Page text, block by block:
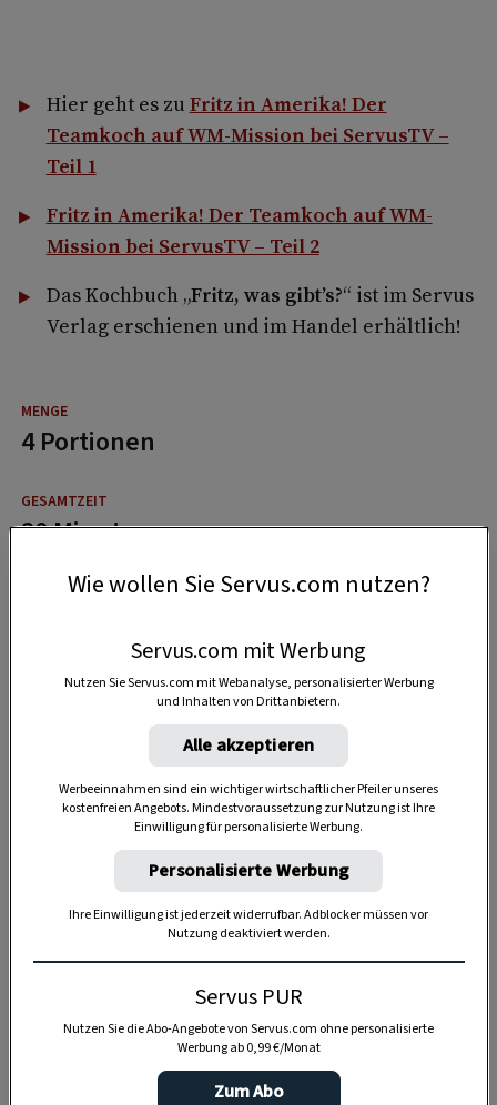
Hier geht es zu Fritz in Amerika! Der
Teamkoch auf WM-Mission bei ServusTV –
Teil 1
Fritz in Amerika! Der Teamkoch auf WM-
Mission bei ServusTV – Teil 2
Das Kochbuch „Fritz, was gibt’s?“ ist im Servus
Verlag erschienen und im Handel erhältlich!
4 Portionen
30 Minuten
Anzeige
Wie wollen Sie Servus.com nutzen?
Servus.com mit Werbung
Nutzen Sie Servus.com mit Webanalyse, personalisierter Werbung
und Inhalten von Drittanbietern.
Alle akzeptieren
Werbeeinnahmen sind ein wichtiger wirtschaftlicher Pfeiler unseres
kostenfreien Angebots. Mindestvoraussetzung zur Nutzung ist Ihre
Einwilligung für personalisierte Werbung.
Personalisierte Werbung
Ihre Einwilligung ist jederzeit widerrufbar. Adblocker müssen vor
Nutzung deaktiviert werden.
Servus PUR
Nutzen Sie die Abo-Angebote von Servus.com ohne personalisierte
Werbung ab 0,99 €/Monat
Zum Abo